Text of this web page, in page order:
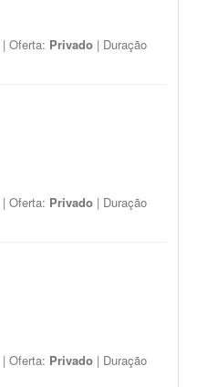
| Oferta: Privado | Duração
| Oferta: Privado | Duração
| Oferta: Privado | Duração